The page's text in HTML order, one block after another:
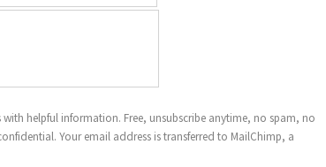
helpful information. Free, unsubscribe anytime, no spam, no
Your email address is transferred to MailChimp, a